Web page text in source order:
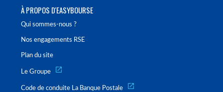
À PROPOS D'EASYBOURSE
Qui sommes-nous ?
Nos engagements RSE
Plan du site
Le Groupe
Code de conduite La Banque Postale